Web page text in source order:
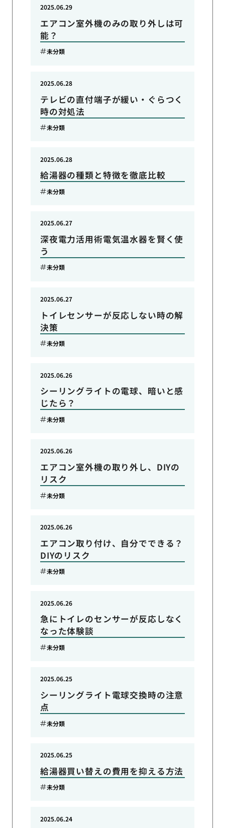
エアコン室外機のみの取り外しは可
能？
2025.06.29
未分類
テレビの直付端子が緩い・ぐらつく
時の対処法
2025.06.28
未分類
給湯器の種類と特徴を徹底比較
2025.06.28
未分類
深夜電力活用術電気温水器を賢く使
う
2025.06.27
未分類
トイレセンサーが反応しない時の解
決策
2025.06.27
未分類
シーリングライトの電球、暗いと感
じたら？
2025.06.26
未分類
エアコン室外機の取り外し、DIYの
リスク
2025.06.26
未分類
エアコン取り付け、自分でできる？
DIYのリスク
2025.06.26
未分類
急にトイレのセンサーが反応しなく
なった体験談
2025.06.26
未分類
シーリングライト電球交換時の注意
点
2025.06.25
未分類
給湯器買い替えの費用を抑える方法
2025.06.25
未分類
2025.06.24